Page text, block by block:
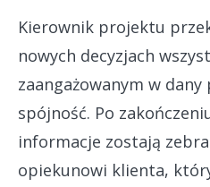
Kierownik projektu
nowych decyzjach
zaangażowanym w
spójność. Po
informacje zostają
opiekunowi klienta,